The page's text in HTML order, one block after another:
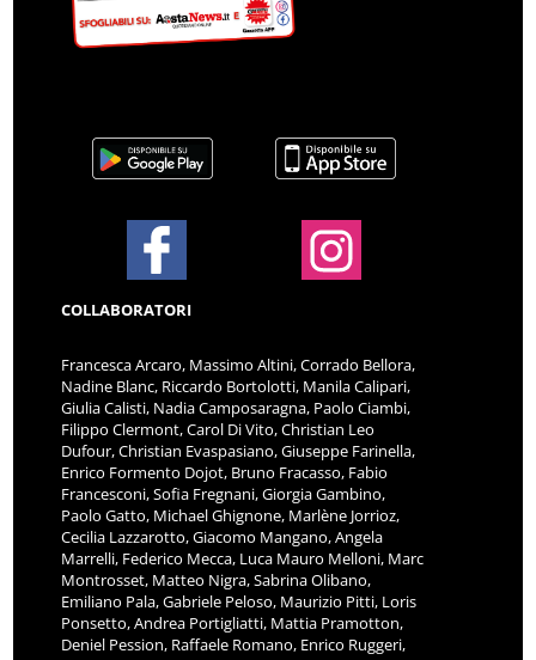
COLLABORATORI
Francesca Arcaro, Massimo Altini, Corrado Bellora,
Nadine Blanc, Riccardo Bortolotti, Manila Calipari,
Giulia Calisti, Nadia Camposaragna, Paolo Ciambi,
Filippo Clermont, Carol Di Vito, Christian Leo
Dufour, Christian Evaspasiano, Giuseppe Farinella,
Enrico Formento Dojot, Bruno Fracasso, Fabio
Francesconi, Sofia Fregnani, Giorgia Gambino,
Paolo Gatto, Michael Ghignone, Marlène Jorrioz,
Cecilia Lazzarotto, Giacomo Mangano, Angela
Marrelli, Federico Mecca, Luca Mauro Melloni, Marc
Montrosset, Matteo Nigra, Sabrina Olibano,
Emiliano Pala, Gabriele Peloso, Maurizio Pitti, Loris
Ponsetto, Andrea Portigliatti, Mattia Pramotton,
Deniel Pession, Raffaele Romano, Enrico Ruggeri,